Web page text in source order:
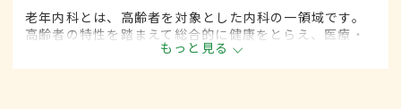
老年内科とは、高齢者を対象とした内科の一領域です。
高齢者の特性を踏まえて総合的に健康をとらえ、医療・
保健・福祉を統合した対応を行います。
もっと見る